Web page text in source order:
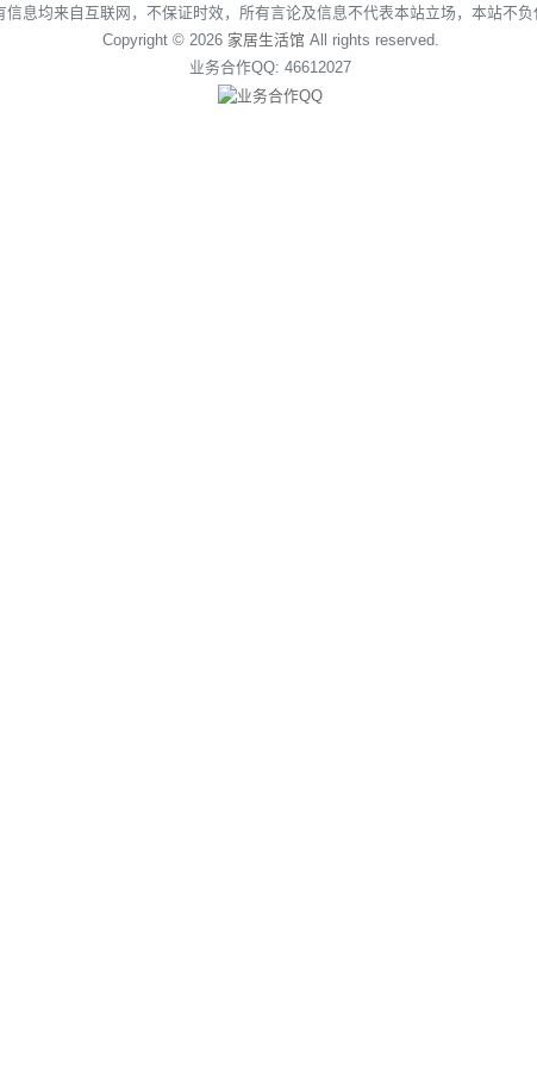
息均来自互联网，不保证时效，所有言论及信息不代表本站立场，本站不负
Copyright © 2026 家居生活馆 All rights reserved.
业务合作QQ: 46612027